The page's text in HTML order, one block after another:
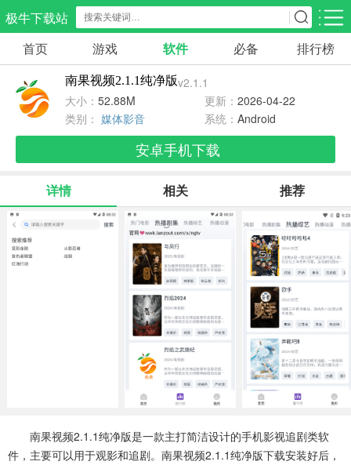
极牛下载站
应用分类 游戏分类
生活服务
298款应用
教育学习
178款应用
气象交通
84款应用
游戏辅助
478款应用
摄影美化
216款应用
社交聊天
184款应用
电子图书
441款应用
移动办公
184款应用
金融理财
54款应用
媒体影音
603款应用
健康医疗
53款应用
ai工具
336款应用
96款应用
首页 游戏 软件 必备 排行榜
南果视频2.1.1纯净版v2.1.1
大小： 52.88M 更新： 2026-04-22
类别： 媒体影音 系统： Android
安卓手机下载
详情 相关 推荐
南果视频2.1.1纯净版是一款主打简洁设计的手机影视追剧类软
件，主要可以用于观影和追剧。南果视频2.1.1纯净版下载安装好后，